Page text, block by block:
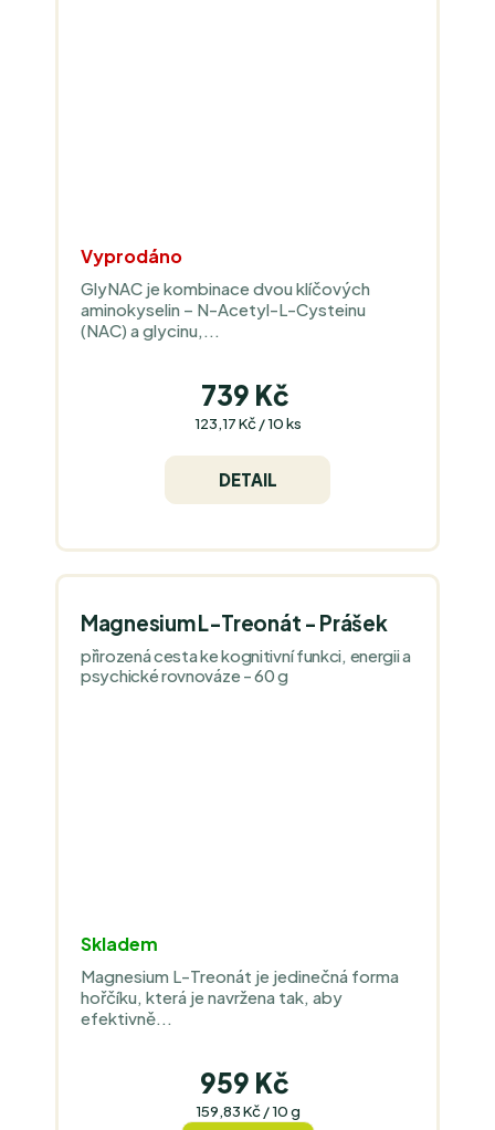
Vyprodáno
GlyNAC je kombinace dvou klíčových
aminokyselin – N-Acetyl-L-Cysteinu
(NAC) a glycinu,...
739 Kč
Měrná
123,17 Kč / 10 ks
DETAIL
Magnesium L-Treonát - Prášek
přirozená cesta ke kognitivní funkci, energii a
psychické rovnováze - 60 g
Skladem
Magnesium L-Treonát je jedinečná forma
hořčíku, která je navržena tak, aby
efektivně...
959 Kč
Měrná
159,83 Kč / 10 g